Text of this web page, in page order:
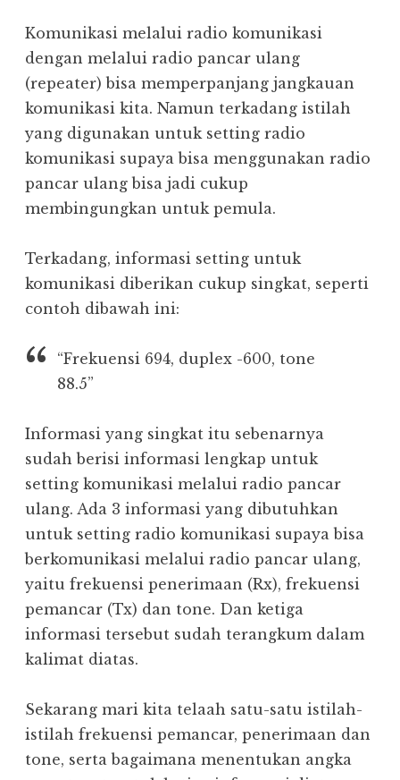
Komunikasi melalui radio komunikasi
dengan melalui radio pancar ulang
(repeater) bisa memperpanjang jangkauan
komunikasi kita. Namun terkadang istilah
yang digunakan untuk setting radio
komunikasi supaya bisa menggunakan radio
pancar ulang bisa jadi cukup
membingungkan untuk pemula.
Terkadang, informasi setting untuk
komunikasi diberikan cukup singkat, seperti
contoh dibawah ini:
“Frekuensi 694, duplex -600, tone
88.5”
Informasi yang singkat itu sebenarnya
sudah berisi informasi lengkap untuk
setting komunikasi melalui radio pancar
ulang. Ada 3 informasi yang dibutuhkan
untuk setting radio komunikasi supaya bisa
berkomunikasi melalui radio pancar ulang,
yaitu frekuensi penerimaan (Rx), frekuensi
pemancar (Tx) dan tone. Dan ketiga
informasi tersebut sudah terangkum dalam
kalimat diatas.
Sekarang mari kita telaah satu-satu istilah-
istilah frekuensi pemancar, penerimaan dan
tone, serta bagaimana menentukan angka